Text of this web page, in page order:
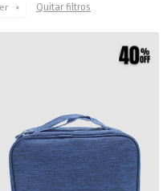
Quitar filtros